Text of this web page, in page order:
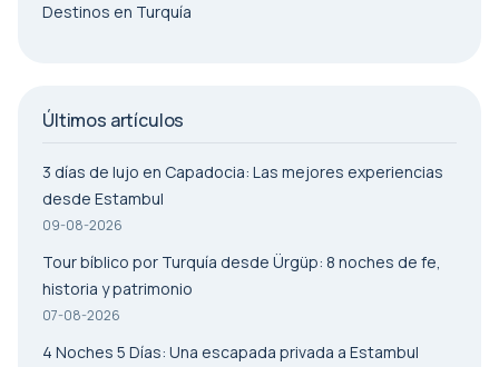
Destinos en Turquía
Últimos artículos
3 días de lujo en Capadocia: Las mejores experiencias
desde Estambul
09-08-2026
Tour bíblico por Turquía desde Ürgüp: 8 noches de fe,
historia y patrimonio
07-08-2026
4 Noches 5 Días: Una escapada privada a Estambul